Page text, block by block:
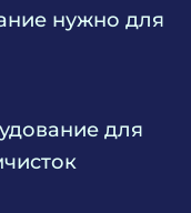
нужно для
для